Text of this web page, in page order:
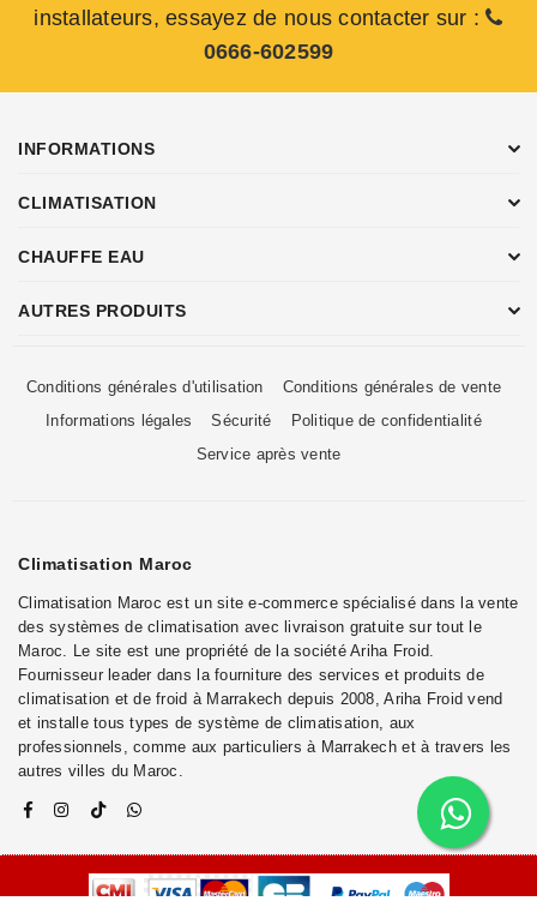
installateurs, essayez de nous contacter sur :
0666-602599
INFORMATIONS
CLIMATISATION
CHAUFFE EAU
AUTRES PRODUITS
Conditions générales d'utilisation
Conditions générales de vente
Informations légales
Sécurité
Politique de confidentialité
Service après vente
Climatisation Maroc
Climatisation Maroc est un site e-commerce spécialisé dans la vente
des systèmes de climatisation avec livraison gratuite sur tout le
Maroc. Le site est une propriété de la société Ariha Froid.
Fournisseur leader dans la fourniture des services et produits de
climatisation et de froid à Marrakech depuis 2008, Ariha Froid vend
et installe tous types de système de climatisation, aux
professionnels, comme aux particuliers à Marrakech et à travers les
autres villes du Maroc.